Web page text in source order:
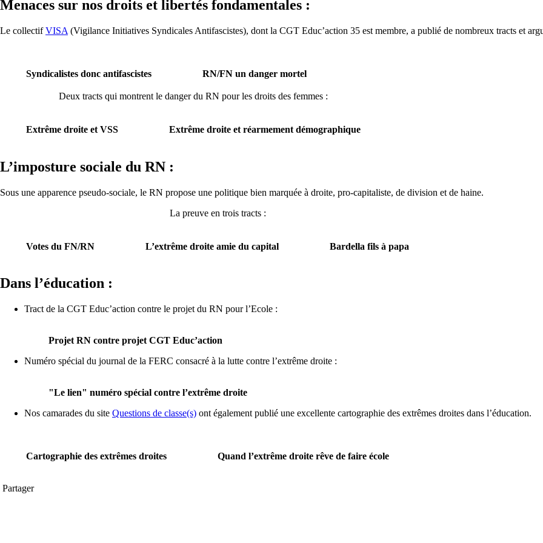
Menaces sur nos droits et libertés fondamentales :
Le collectifVISA (Vigilance Initiatives Syndicales Antifascistes), dont la CGT Educ’action 35 est membre, a publié de nombreux tracts et
Syndicalistes donc antifascistes RN/FN un danger mortel
Deux tracts qui montrent le danger du RN pour les droits des femmes :
Extrême droite et VSS Extrême droite et réarmement démographique
L’imposture sociale du RN :
Sous une apparence pseudo-sociale, le RN propose une politique bien marquée à droite, pro-capitaliste, de division et de haine.
La preuve en trois tracts :
Votes du FN/RN L’extrême droite amie du capital Bardella fils à papa
Dans l’éducation :
Tract de la CGT Educ’action contre le projet du RN pour l’Ecole :
Projet RN contre projet CGT Educ’action
Numéro spécial du journal de la FERC consacré à la lutte contre l’extrême droite :
"Le lien" numéro spécial contre l’extrême droite
Nos camarades du site Questions de classe(s) ont également publié une excellente cartographie des extrêmes droites dans l’éducation.
Cartographie des extrêmes droites Quand l’extrême droite rêve de faire école
Partager